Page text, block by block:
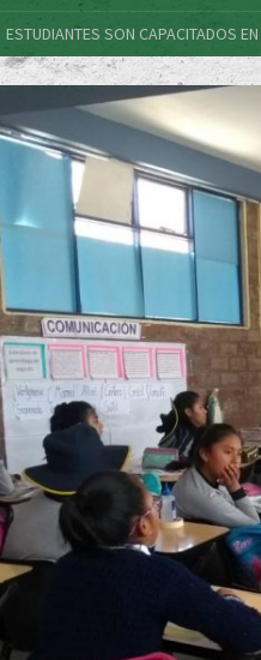
ESTUDIANTES SON CAPACITADOS